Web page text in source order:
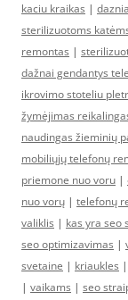
kaciu kraikas |
sterilizuotoms
remontas |
dažnai gendantys
ikrovimo stoteliu
žymėjimas
naudingas žieminių
mobiliųjų telefonų
priemone nuo voru |
nuo vorų | telefonų
valiklis | kas yra seo
seo optimizavimas |
svetaine | kriaukles |
| vaikams | seo